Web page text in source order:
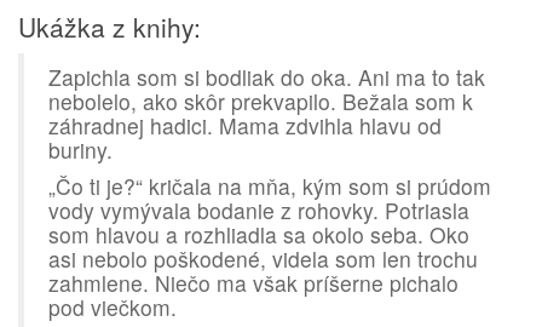
Ukážka z knihy:
Zapichla som si bodliak do oka. Ani ma to tak
nebolelo, ako skôr prekvapilo. Bežala som k
záhradnej hadici. Mama zdvihla hlavu od
buriny.
„Čo ti je?“ kričala na mňa, kým som si prúdom
vody vymývala bodanie z rohovky. Potriasla
som hlavou a rozhliadla sa okolo seba. Oko
asi nebolo poškodené, videla som len trochu
zahmlene. Niečo ma však príšerne pichalo
pod viečkom.